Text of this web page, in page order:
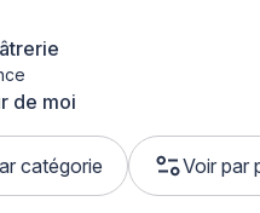
de moi
catégorie Voir par